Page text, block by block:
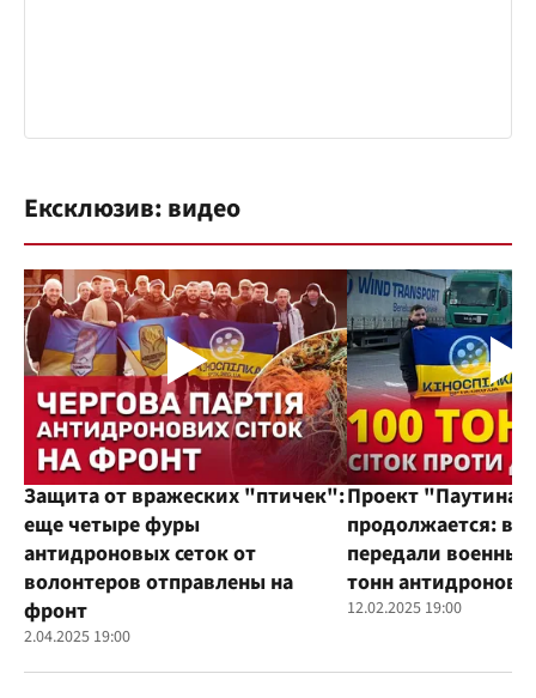
Ексклюзив: видео
Защита от вражеских "птичек":
еще четыре фуры
антидроновых сеток от
волонтеров отправлены на
фронт
2.04.2025 19:00
Проект "Паутина"
продолжается:
передали
тонн
12.02.2025 19:00